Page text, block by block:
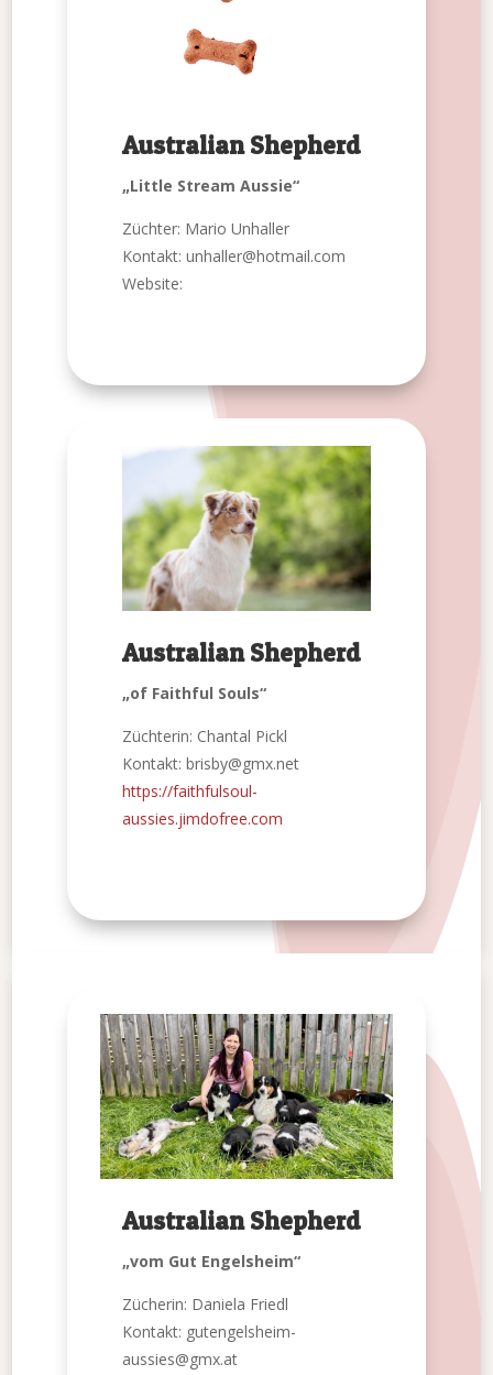
Australian Shepherd
„Little Stream Aussie“
Züchter: Mario Unhaller
Kontakt: unhaller@hotmail.com
Website:
Australian Shepherd
„of Faithful Souls“
Züchterin: Chantal Pickl
Kontakt: brisby@gmx.net
https://faithfulsoul-
aussies.jimdofree.com
Australian Shepherd
„vom Gut Engelsheim“
Zücherin: Daniela Friedl
Kontakt: gutengelsheim-
aussies@gmx.at